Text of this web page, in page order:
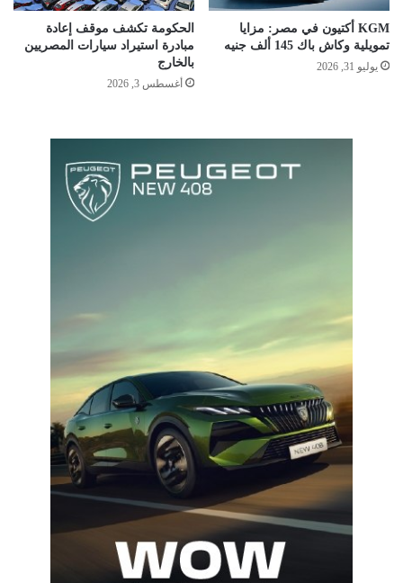
KGM أكتيون في مصر: مزايا
تمويلية وكاش باك 145 ألف جنيه
يوليو 31, 2026
الحكومة تكشف موقف إعادة
مبادرة استيراد سيارات المصريين
بالخارج
أغسطس 3, 2026